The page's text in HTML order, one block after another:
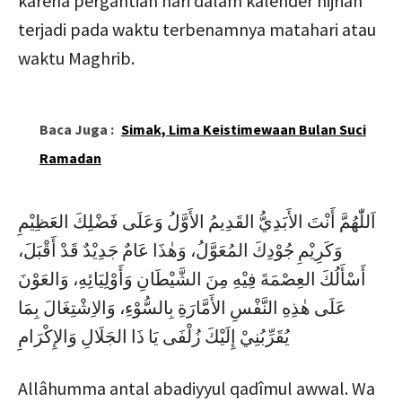
terjadi pada waktu terbenamnya matahari atau
waktu Maghrib.
Baca Juga : Simak, Lima Keistimewaan Bulan Suci
Ramadan
اَللّٰهُمَّ أَنْتَ الأَبَدِيُّ القَدِيمُ الأَوَّلُ وَعَلَى فَضْلِكَ العَظِيْمِ
وَكَرِيْمِ جُوْدِكَ المُعَوَّلُ، وَهٰذَا عَامٌ جَدِيْدٌ قَدْ أَقْبَلَ،
أَسْأَلُكَ العِصْمَةَ فِيْهِ مِنَ الشَّيْطَانِ وَأَوْلِيَائِهِ، وَالعَوْنَ
عَلَى هٰذِهِ النَّفْسِ الأَمَّارَةِ بِالسُّوْءِ، وَالاِشْتِغَالَ بِمَا
يُقَرِّبُنِيْ إِلَيْكَ زُلْفَى يَا ذَا الجَلَالِ وَالإِكْرَامِ
Allâhumma antal abadiyyul qadîmul awwal. Wa